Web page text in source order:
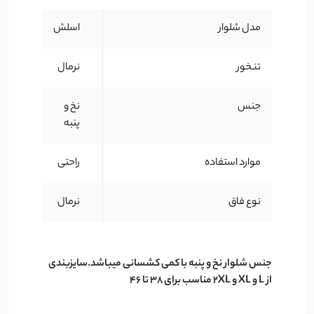
مدل شلوار اسلش
تنخور نرمال
جنس
نخ و
پنبه
موارد استفاده راحتی
نوع فاق نرمال
جنس شلوار نخ و پنبه با کمی کشسانی میباشد.سایزبندی
از L و XL و 2XL مناسب برای 38 تا 46